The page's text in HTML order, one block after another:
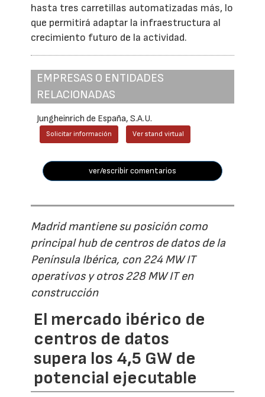
hasta tres carretillas automatizadas más, lo
que permitirá adaptar la infraestructura al
crecimiento futuro de la actividad.
EMPRESAS O ENTIDADES
RELACIONADAS
Jungheinrich de España, S.A.U.
Solicitar información Ver stand virtual
ver/escribir comentarios
Madrid mantiene su posición como
principal hub de centros de datos de la
Península Ibérica, con 224 MW IT
operativos y otros 228 MW IT en
construcción
El mercado ibérico de
centros de datos
supera los 4,5 GW de
potencial ejecutable